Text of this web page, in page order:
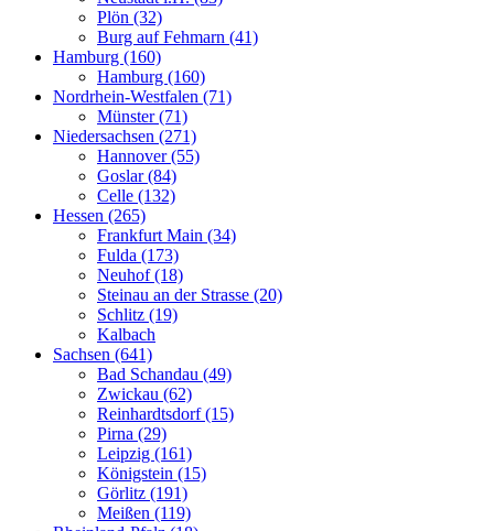
Plön (32)
Burg auf Fehmarn (41)
Hamburg (160)
Hamburg (160)
Nordrhein-Westfalen (71)
Münster (71)
Niedersachsen (271)
Hannover (55)
Goslar (84)
Celle (132)
Hessen (265)
Frankfurt Main (34)
Fulda (173)
Neuhof (18)
Steinau an der Strasse (20)
Schlitz (19)
Kalbach
Sachsen (641)
Bad Schandau (49)
Zwickau (62)
Reinhardtsdorf (15)
Pirna (29)
Leipzig (161)
Königstein (15)
Görlitz (191)
Meißen (119)